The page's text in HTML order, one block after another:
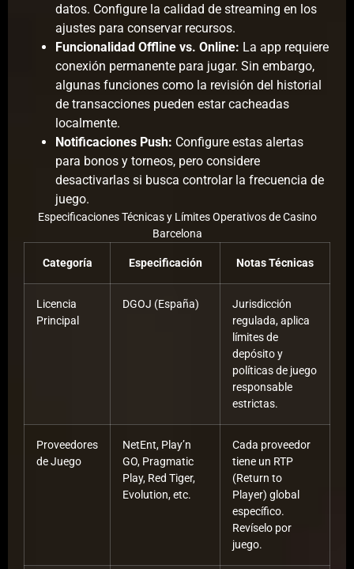
datos. Configure la calidad de streaming en los
ajustes para conservar recursos.
Funcionalidad Offline vs. Online: La app requiere
conexión permanente para jugar. Sin embargo,
algunas funciones como la revisión del historial
de transacciones pueden estar cacheadas
localmente.
Notificaciones Push: Configure estas alertas
para bonos y torneos, pero considere
desactivarlas si busca controlar la frecuencia de
juego.
Especificaciones Técnicas y Límites Operativos de Casino
Barcelona
Categoría Especificación Notas Técnicas
Licencia
Principal
DGOJ (España)
Jurisdicción
regulada, aplica
límites de
depósito y
políticas de juego
responsable
estrictas.
Proveedores
de Juego
NetEnt, Play’n
GO, Pragmatic
Play, Red Tiger,
Evolution, etc.
Cada proveedor
tiene un RTP
(Return to
Player) global
específico.
Revíselo por
juego.